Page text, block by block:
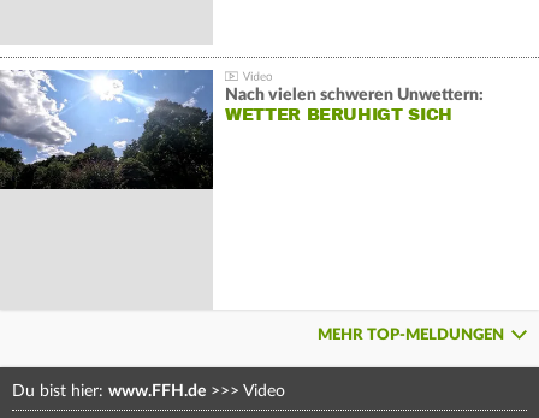
Nach vielen schweren Unwettern:
WETTER BERUHIGT SICH
MEHR TOP-MELDUNGEN
Du bist hier: www.FFH.de >>> Video